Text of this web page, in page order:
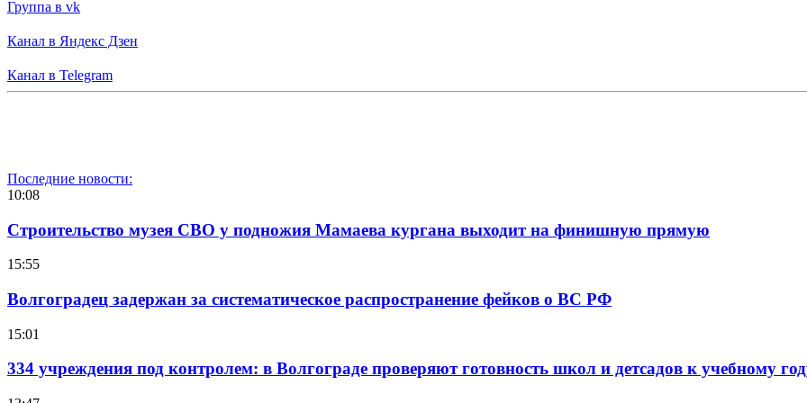
Группа в vk
Канал в Яндекс Дзен
Канал в Telegram
Последние новости:
10:08
Строительство музея СВО у подножия Мамаева кургана выходит на финишную прямую
15:55
Волгоградец задержан за систематическое распространение фейков о ВС РФ
15:01
334 учреждения под контролем: в Волгограде проверяют готовность школ и детсадов к учебному